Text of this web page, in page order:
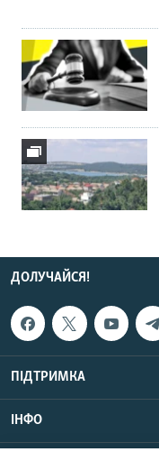
ДОЛУЧАЙСЯ!
ПІДТРИМКА
ІНФО